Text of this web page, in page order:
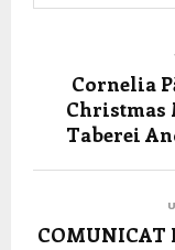
Cornelia
Christmas
Taberei
COMUNICAT